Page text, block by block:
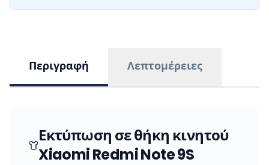
Περιγραφή Λεπτομέρειες
Εκτύπωση σε θήκη κινητού
Xiaomi Redmi Note 9S